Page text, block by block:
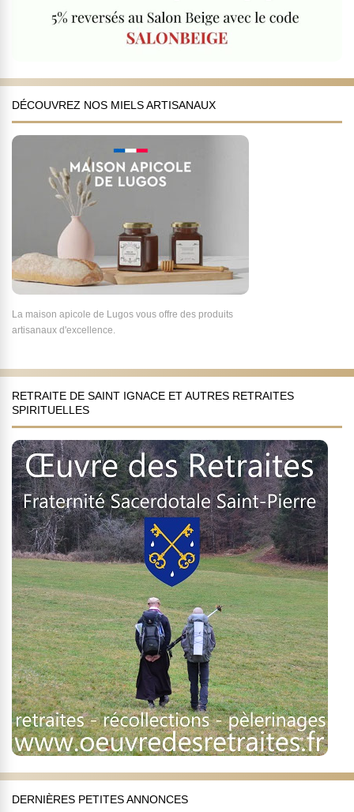
DÉCOUVREZ NOS MIELS ARTISANAUX
La maison apicole de Lugos vous offre des produits
artisanaux d'excellence.
RETRAITE DE SAINT IGNACE ET AUTRES RETRAITES
SPIRITUELLES
DERNIÈRES PETITES ANNONCES